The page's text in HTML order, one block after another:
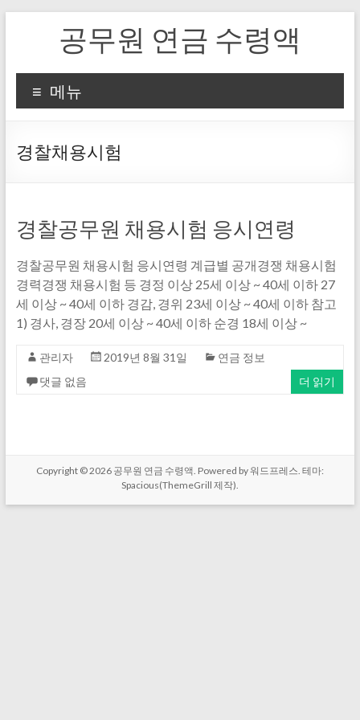
공무원 연금 수령액
메뉴
경찰채용시험
경찰공무원 채용시험 응시연령
경찰공무원 채용시험 응시연령 계급별 공개경쟁 채용시험
경력경쟁 채용시험 등 경정 이상 25세 이상 ~ 40세 이하 27
세 이상 ~ 40세 이하 경감, 경위 23세 이상 ~ 40세 이하 참고
1) 경사, 경장 20세 이상 ~ 40세 이하 순경 18세 이상 ~
관리자 2019년 8월 31일
연금 정보
댓글 없음
더 읽기
Copyright © 2026 공무원 연금 수령액. Powered by워드프레스. 테마:
Spacious(ThemeGrill 제작).